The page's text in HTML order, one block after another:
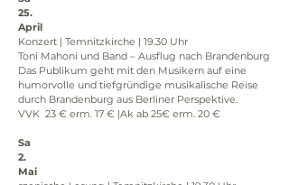
25.
April
Konzert | Temnitzkirche | 19.30 Uhr
Toni Mahoni und Band – Ausflug nach Brandenburg
Das Publikum geht mit den Musikern auf eine
humorvolle und tiefgründige musikalische Reise
durch Brandenburg aus Berliner Perspektive.
VVK  23 € erm. 17 € |Ak ab 25€ erm. 20 €
Sa
2.
Mai